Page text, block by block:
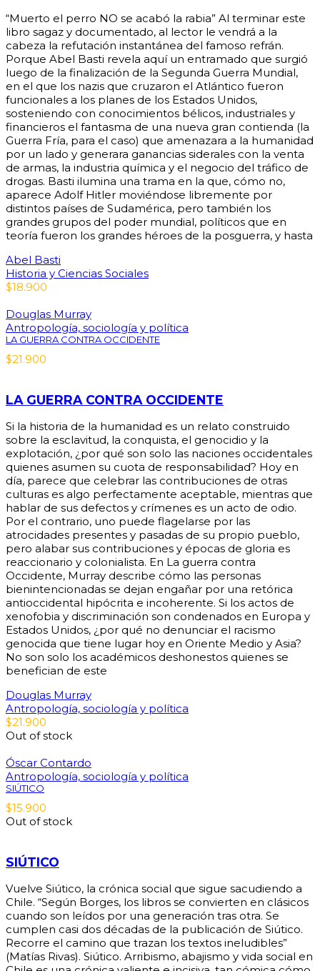
“Muerto el perro NO se acabó la rabia” Al terminar este
libro sagaz y documentado, al lector le vendrá a la
cabeza la refutación instantánea del famoso refrán.
Porque Abel Basti revela aquí un entramado que surgió
luego de la finalización de la Segunda Guerra Mundial,
en el que los nazis que cruzaron el Atlántico fueron
funcionales a los planes de los Estados Unidos,
sosteniendo con conocimientos bélicos, industriales y
financieros el fantasma de una nueva gran contienda (la
Guerra Fría, para el caso) que amenazara a la humanidad
por un lado y generara ganancias siderales con la venta
de armas, la industria química y el negocio del tráfico de
drogas. Basti ilumina una trama en la que, cómo no,
aparece Adolf Hitler moviéndose libremente por
distintos países de Sudamérica, pero también los
grandes grupos del poder mundial, políticos que en
teoría fueron los grandes héroes de la posguerra, y hasta
Abel Basti
Historia y Ciencias Sociales
$18.900
Douglas Murray
Antropología, sociología y política
LA GUERRA CONTRA OCCIDENTE
$21.900
LA GUERRA CONTRA OCCIDENTE
Si la historia de la humanidad es un relato construido
sobre la esclavitud, la conquista, el genocidio y la
explotación, ¿por qué son solo las naciones occidentales
quienes asumen su cuota de responsabilidad? Hoy en
día, parece que celebrar las contribuciones de otras
culturas es algo perfectamente aceptable, mientras que
hablar de sus defectos y crímenes es un acto de odio.
Por el contrario, uno puede flagelarse por las
atrocidades presentes y pasadas de su propio pueblo,
pero alabar sus contribuciones y épocas de gloria es
reaccionario y colonialista. En La guerra contra
Occidente, Murray describe cómo las personas
bienintencionadas se dejan engañar por una retórica
antioccidental hipócrita e incoherente. Si los actos de
xenofobia y discriminación son condenados en Europa y
Estados Unidos, ¿por qué no denunciar el racismo
genocida que tiene lugar hoy en Oriente Medio y Asia?
No son solo los académicos deshonestos quienes se
benefician de este
Douglas Murray
Antropología, sociología y política
$21.900
Out of stock
Óscar Contardo
Antropología, sociología y política
SIÚTICO
$15.900
Out of stock
SIÚTICO
Vuelve Siútico, la crónica social que sigue sacudiendo a
Chile. “Según Borges, los libros se convierten en clásicos
cuando son leídos por una generación tras otra. Se
cumplen casi dos décadas de la publicación de Siútico.
Recorre el camino que trazan los textos ineludibles”
(Matías Rivas). Siútico. Arribismo, abajismo y vida social en